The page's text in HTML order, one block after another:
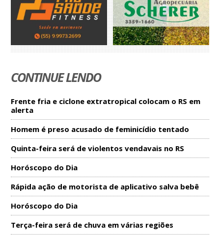
CONTINUE LENDO
Frente fria e ciclone extratropical colocam o RS em
alerta
Homem é preso acusado de feminicídio tentado
Quinta-feira será de violentos vendavais no RS
Horóscopo do Dia
Rápida ação de motorista de aplicativo salva bebê
Horóscopo do Dia
Terça-feira será de chuva em várias regiões